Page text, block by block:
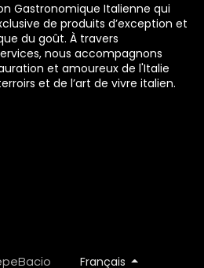
Gastronomique Italienne qui
de produits d’exception et
du goût. À travers
nous accompagnons
et amoureux de l'Italie
et de l’art de vivre italien.
Français